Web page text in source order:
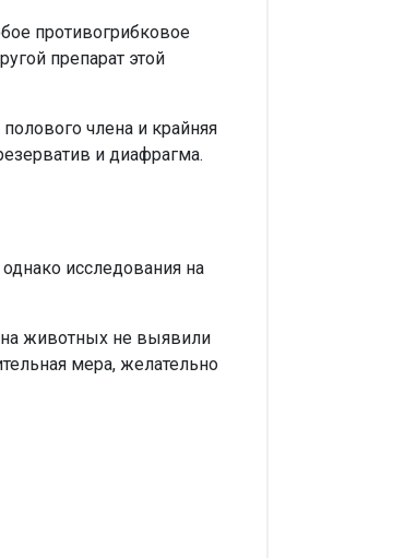
противогрибковое
препарат этой
члена и крайняя
и диафрагма.
исследования на
на животных не выявили
мера, желательно